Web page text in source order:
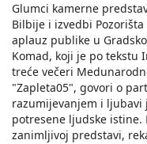
Glumci kamerne
Bilbije i izvedbi
aplauz publike u
Komad, koji je po tekstu
treće večeri
"Zapleta05", govori o
razumijevanjem i ljubavi
potresene ljudske istine.
zanimljivoj predstavi,